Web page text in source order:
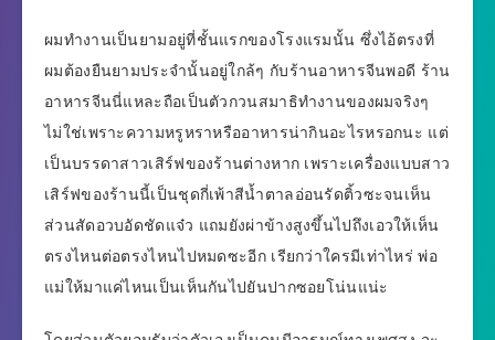
ผมทำงานเป็นยามอยู่ที่ชั้นแรกของโรงแรมนั้น ซึ่งไอ้ตรงที่
ผมต้องยืนยามประจำนั้นอยู่ใกล้ๆ กับร้านอาหารจีนพอดี ร้าน
อาหารจีนนี่แหละถือเป็นตัวกวนสมาธิทำงานของผมจริงๆ
ไม่ใช่เพราะความหรูหราหรืออาหารน่ากินอะไรหรอกนะ แต่
เป็นบรรดาสาวเสิร์ฟของร้านต่างหาก เพราะเครื่องแบบสาว
เสิร์ฟของร้านนี้เป็นชุดกี่เพ้าสีน้ำตาลอ่อนรัดติ้วซะจนเห็น
ส่วนสัดอวบอัดชัดแจ๋ว แถมยังผ่าข้างสูงขึ้นไปถึงเอวให้เห็น
ตรงไหนต่อตรงไหนไปหมดซะอีก เรียกว่าใครมีเท่าไหร่ พ่อ
แม่ให้มาแค่ไหนเป็นเห็นกันไปยันปากซอยโน่นแน่ะ